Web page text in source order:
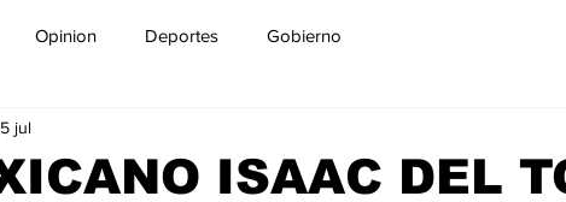
Opinion Deportes Gobierno
ISAAC DEL
5 jul